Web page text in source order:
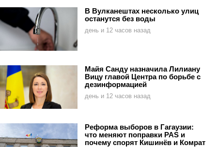
В Вулканештах несколько улиц
останутся без воды
день и 12 часов назад
Майя Санду назначила Лилиану
Вицу главой Центра по борьбе с
дезинформацией
день и 12 часов назад
Реформа выборов в Гагаузии:
что меняют поправки PAS и
почему спорят Кишинёв и Комрат